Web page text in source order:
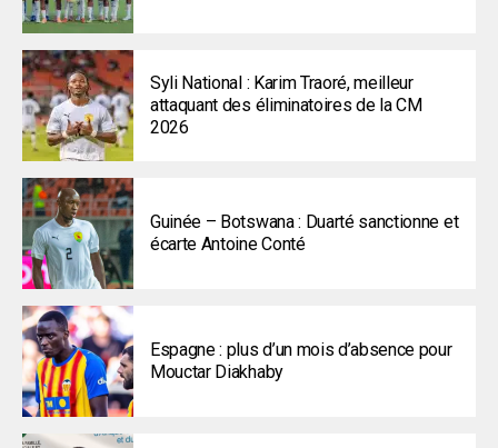
Syli National : Karim Traoré, meilleur
attaquant des éliminatoires de la CM
2026
Guinée – Botswana : Duarté sanctionne et
écarte Antoine Conté
Espagne : plus d’un mois d’absence pour
Mouctar Diakhaby